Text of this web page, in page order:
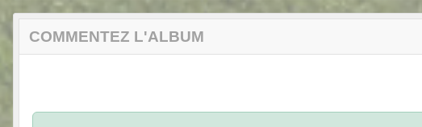
COMMENTEZ L'ALBUM